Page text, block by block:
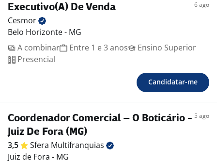
Executivo(A) De Venda 6 ago
Cesmor
Belo Horizonte - MG
A combinar
Entre 1 e 3 anos
Ensino Superior
Presencial
Candidatar-me
Coordenador Comercial – O Boticário -
Juiz De Fora (MG)
5 ago
3,5 Sfera Multifranquias
Juiz de Fora - MG